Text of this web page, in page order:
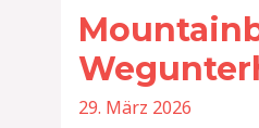
29. März 2026
Spezialist